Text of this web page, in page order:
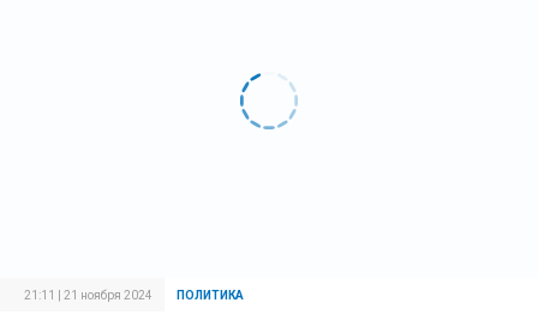
21:11 | 21 ноября 2024 ПОЛИТИКА